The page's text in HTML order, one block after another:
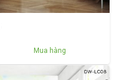
Mua hàng